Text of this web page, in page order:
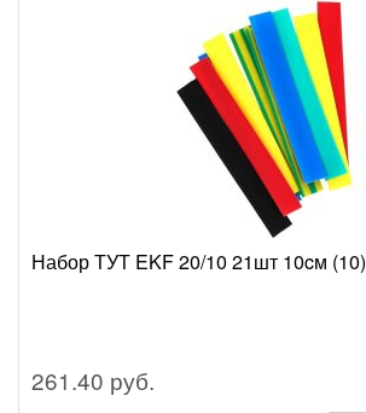
Набор ТУТ EKF 20/10 21шт 10cм (10)
261.40 руб.